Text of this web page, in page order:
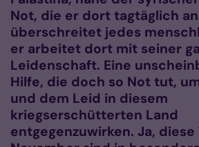
Not, die er dort tagtäglich
überschreitet jedes
er arbeitet dort mit seiner
Leidenschaft. Eine
Hilfe, die doch so Not tut,
und dem Leid in diesem
kriegserschütterten Land
entgegenzuwirken. Ja, diese